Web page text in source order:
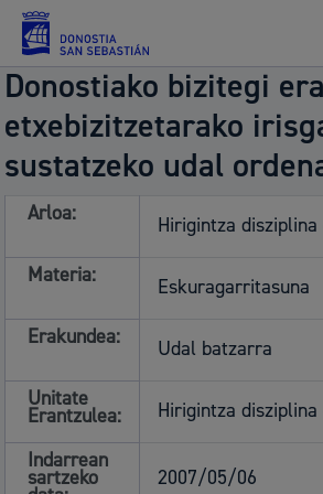
Donostiako bizitegi
etxe­bizitzetarako
sustatzeko udal
Arloa:
Hirigintza
Materia:
Eskuragarritasuna
Erakundea:
Udal batzarra
Unitate
Erantzulea:
Hirigintza
Indarrean
sartzeko 2007/05/06